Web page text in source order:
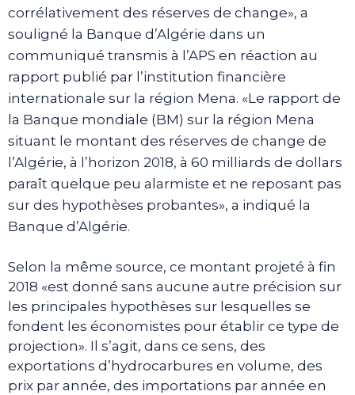
corrélativement des réserves de change», a
souligné la Banque d’Algérie dans un
communiqué transmis à l’APS en réaction au
rapport publié par l’institution financière
internationale sur la région Mena. «Le rapport de
la Banque mondiale (BM) sur la région Mena
situant le montant des réserves de change de
l’Algérie, à l’horizon 2018, à 60 milliards de dollars
paraît quelque peu alarmiste et ne reposant pas
sur des hypothèses probantes», a indiqué la
Banque d’Algérie.
Selon la même source, ce montant projeté à fin
2018 «est donné sans aucune autre précision sur
les principales hypothèses sur lesquelles se
fondent les économistes pour établir ce type de
projection». Il s’agit, dans ce sens, des
exportations d’hydrocarbures en volume, des
prix par année, des importations par année en